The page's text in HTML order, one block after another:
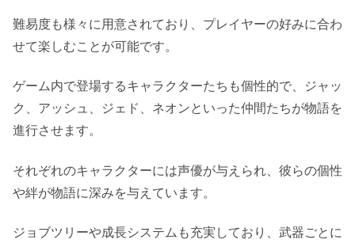
難易度も様々に用意されており、プレイヤーの好みに合わ
せて楽しむことが可能です。
ゲーム内で登場するキャラクターたちも個性的で、ジャッ
ク、アッシュ、ジェド、ネオンといった仲間たちが物語を
進行させます。
それぞれのキャラクターには声優が与えられ、彼らの個性
や絆が物語に深みを与えています。
ジョブツリーや成長システムも充実しており、武器ごとに